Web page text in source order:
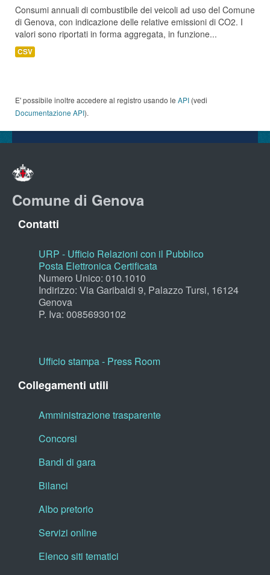
Consumi annuali di combustibile dei veicoli ad uso del Comune
di Genova, con indicazione delle relative emissioni di CO2. I
valori sono riportati in forma aggregata, in funzione...
CSV
E' possibile inoltre accedere al registro usando le API (vedi
Documentazione API).
Comune di Genova
Contatti
URP - Ufficio Relazioni con il Pubblico
Posta Elettronica Certificata
Numero Unico: 010.1010
Indirizzo: Via Garibaldi 9, Palazzo Tursi, 16124
Genova
P. Iva: 00856930102
Ufficio stampa - Press Room
Collegamenti utili
Amministrazione trasparente
Concorsi
Bandi di gara
Bilanci
Albo pretorio
Servizi online
Elenco siti tematici